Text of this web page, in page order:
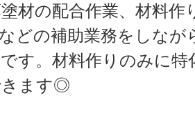
材の配合作業、材料作
どの補助業務をしなが
す。材料作りのみに特
きます◎